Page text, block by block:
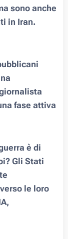
sono anche
in Iran.
fase attiva
è di
Gli Stati
le loro